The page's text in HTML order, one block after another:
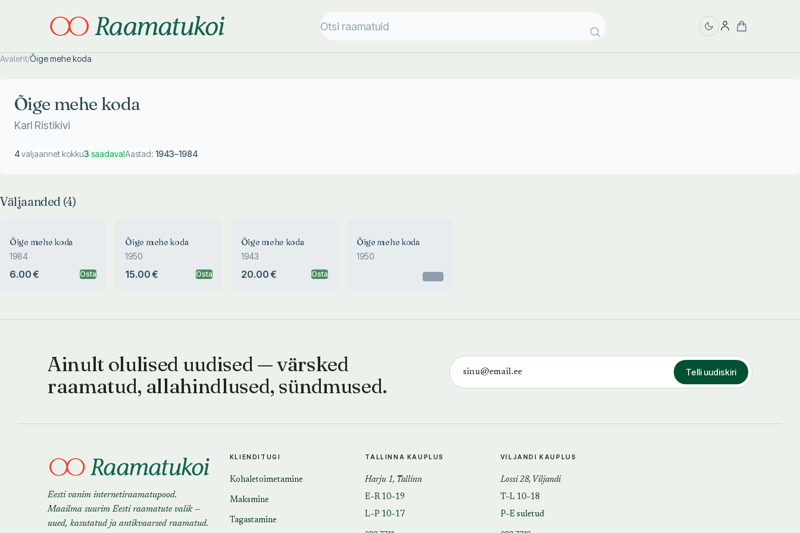
Avaleht/Õige mehe koda
Õige mehe koda
Karl Ristikivi
4väljaannet kokku3 saadavalAastad: 1943–1984
Väljaanded (4)
Õige mehe koda
1984
6.00 € Osta
Õige mehe koda
1950
15.00 € Osta
Õige mehe koda
1943
20.00 € Osta
Õige mehe koda
1950
Ainult olulised uudised — värsked
raamatud, allahindlused, sündmused.
Telli uudiskiri
Eesti vanim internetiraamatupood.
Maailma suurim Eesti raamatute valik —
uued, kasutatud ja antikvaarsed raamatud.
KLIENDITUGI
Kohaletoimetamine
Maksmine
Tagastamine
TALLINNA KAUPLUS
Harju 1, Tallinn
E–R 10–19
L–P 10–17
VILJANDI KAUPLUS
Lossi 28, Viljandi
T–L 10–18
P–E suletud